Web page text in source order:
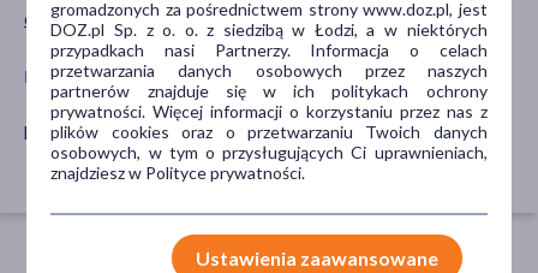
dla dorosłych Środki spożywcze
POSTAĆ
proszek
SPECYFIKA
Superfoods
Certyfikowane surowce
gromadzonych za pośrednictwem strony www.doz.pl, jest
DOZ.pl Sp. z o. o. z siedzibą w Łodzi, a w niektórych
przypadkach nasi Partnerzy. Informacja o celach
przetwarzania danych osobowych przez naszych
partnerów znajduje się w ich politykach ochrony
prywatności. Więcej informacji o korzystaniu przez nas z
plików cookies oraz o przetwarzaniu Twoich danych
osobowych, w tym o przysługujących Ci uprawnieniach,
znajdziesz w Polityce prywatności.
Ustawienia zaawansowane